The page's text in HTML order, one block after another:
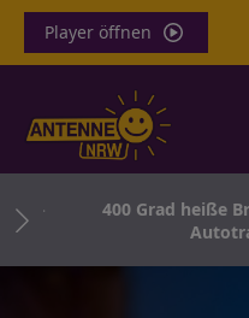
Player öffnen
–
400 Grad heiße